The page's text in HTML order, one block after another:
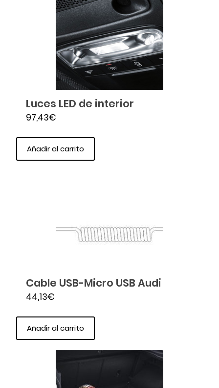
Luces LED de interior
97,43€
Añadir al carrito
Cable USB-Micro USB Audi
44,13€
Añadir al carrito